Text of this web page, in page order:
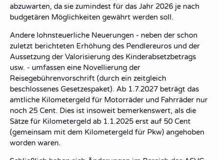
abzuwarten, da sie zumindest für das Jahr 2026 je nach
budgetären Möglichkeiten gewährt werden soll.
Andere lohnsteuerliche Neuerungen - neben der schon
zuletzt berichteten Erhöhung des Pendlereuros und der
Aussetzung der Valorisierung des Kinderabsetzbetrags
usw. - umfassen eine Novellierung der
Reisegebührenvorschrift (durch ein zeitgleich
beschlossenes Gesetzespaket). Ab 1.7.2027 beträgt das
amtliche Kilometergeld für Motorräder und Fahrräder nur
noch 25 Cent. Dies ist insoweit bemerkenswert, als die
Sätze für Kilometergeld ab 1.1.2025 erst auf 50 Cent
(gemeinsam mit dem Kilometergeld für Pkw) angehoben
worden waren.